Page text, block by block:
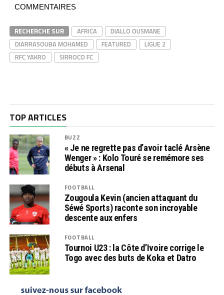
COMMENTAIRES
RECHERCHE SUR AFRICA
DIALLO OUSMANE
DIARRASOUBA MOHAMED
FEATURED
LIGUE 2
RFC YAKRO
SIRROCO FC
TOP ARTICLES
BUZZ
« Je ne regrette pas d’avoir taclé Arsène
Wenger » : Kolo Touré se remémore ses
débuts à Arsenal
FOOTBALL
Zougoula Kevin (ancien attaquant du
Séwé Sports) raconte son incroyable
descente aux enfers
FOOTBALL
Tournoi U23 : la Côte d’Ivoire corrige le
Togo avec des buts de Koka et Datro